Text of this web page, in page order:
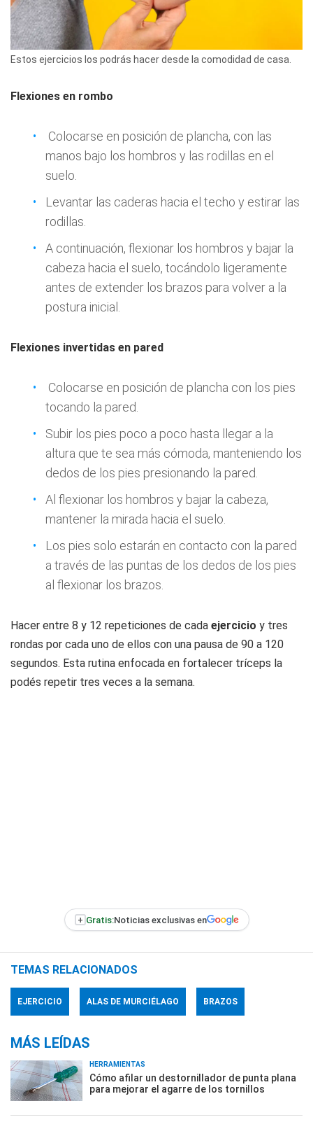
Estos ejercicios los podrás hacer desde la comodidad de casa.
Flexiones en rombo
Colocarse en posición de plancha, con las
manos bajo los hombros y las rodillas en el
suelo.
Levantar las caderas hacia el techo y estirar las
rodillas.
A continuación, flexionar los hombros y bajar la
cabeza hacia el suelo, tocándolo ligeramente
antes de extender los brazos para volver a la
postura inicial.
Flexiones invertidas en pared
Colocarse en posición de plancha con los pies
tocando la pared.
Subir los pies poco a poco hasta llegar a la
altura que te sea más cómoda, manteniendo los
dedos de los pies presionando la pared.
Al flexionar los hombros y bajar la cabeza,
mantener la mirada hacia el suelo.
Los pies solo estarán en contacto con la pared
a través de las puntas de los dedos de los pies
al flexionar los brazos.
Hacer entre 8 y 12 repeticiones de cada ejercicio y tres
rondas por cada uno de ellos con una pausa de 90 a 120
segundos. Esta rutina enfocada en fortalecer tríceps la
podés repetir tres veces a la semana.
+ Gratis:Noticias exclusivas en
TEMAS RELACIONADOS
EJERCICIO ALAS DE MURCIÉLAGO BRAZOS
MÁS LEÍDAS
HERRAMIENTAS
Cómo afilar un destornillador de punta plana
para mejorar el agarre de los tornillos